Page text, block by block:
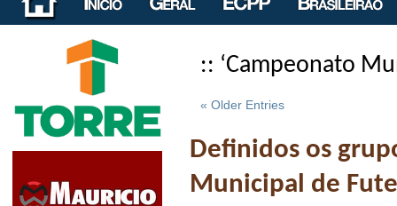
:: ‘Campeonato
« Older Entries
Definidos os
Municipal de